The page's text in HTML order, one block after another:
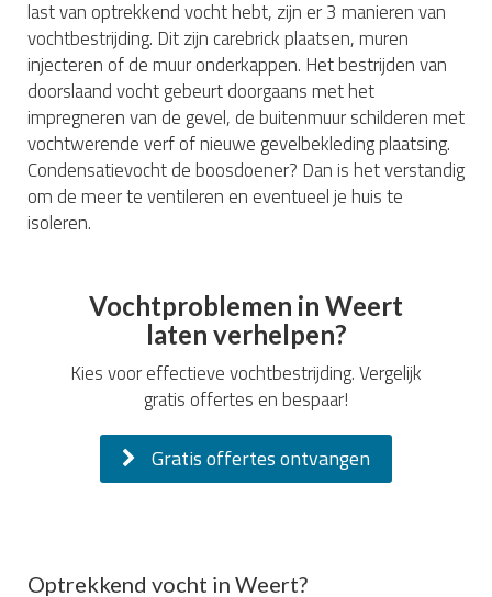
last van optrekkend vocht hebt, zijn er 3 manieren van
vochtbestrijding. Dit zijn carebrick plaatsen, muren
injecteren of de muur onderkappen. Het bestrijden van
doorslaand vocht gebeurt doorgaans met het
impregneren van de gevel, de buitenmuur schilderen met
vochtwerende verf of nieuwe gevelbekleding plaatsing.
Condensatievocht de boosdoener? Dan is het verstandig
om de meer te ventileren en eventueel je huis te
isoleren.
Vochtproblemen in Weert
laten verhelpen?
Kies voor effectieve vochtbestrijding. Vergelijk
gratis offertes en bespaar!
Gratis offertes ontvangen
Optrekkend vocht in Weert?